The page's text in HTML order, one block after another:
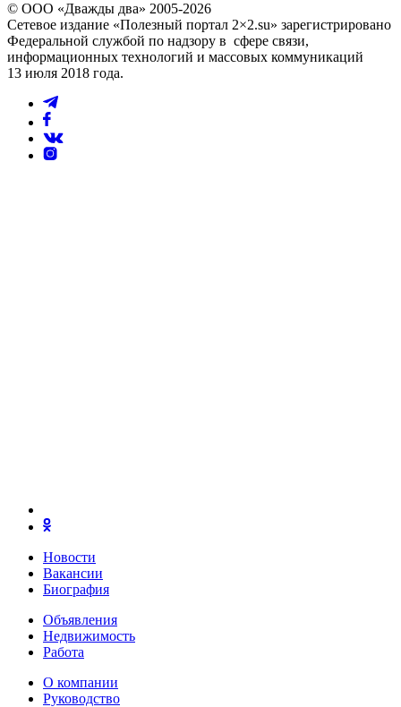
© ООО «Дважды два» 2005-2026
Сетевое издание «Полезный портал 2×2.su» зарегистрировано
Федеральной службой по надзору в сфере связи,
информационных технологий и массовых коммуникаций
13 июля 2018 года.
Новости
Вакансии
Биография
Объявления
Недвижимость
Работа
О компании
Руководство